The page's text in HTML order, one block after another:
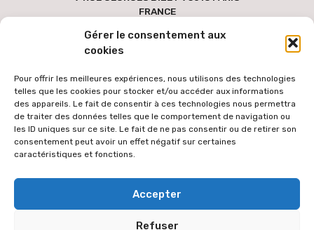
Gérer le consentement aux
cookies
Pour offrir les meilleures expériences, nous utilisons des technologies
telles que les cookies pour stocker et/ou accéder aux informations
des appareils. Le fait de consentir à ces technologies nous permettra
de traiter des données telles que le comportement de navigation ou
les ID uniques sur ce site. Le fait de ne pas consentir ou de retirer son
consentement peut avoir un effet négatif sur certaines
caractéristiques et fonctions.
Accepter
Refuser
FRANCE
Pour faciliter l'accès au site par le plus grand nombre, les textes
des versions étrangères sont générées via une extension de